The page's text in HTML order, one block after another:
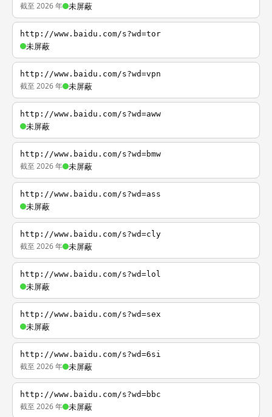
截至 2026 年 未屏蔽
http://www.baidu.com/s?wd=tor
未屏蔽
http://www.baidu.com/s?wd=vpn
截至 2026 年 未屏蔽
http://www.baidu.com/s?wd=aww
未屏蔽
http://www.baidu.com/s?wd=bmw
截至 2026 年 未屏蔽
http://www.baidu.com/s?wd=ass
未屏蔽
http://www.baidu.com/s?wd=cly
截至 2026 年 未屏蔽
http://www.baidu.com/s?wd=lol
未屏蔽
http://www.baidu.com/s?wd=sex
未屏蔽
http://www.baidu.com/s?wd=6si
截至 2026 年 未屏蔽
http://www.baidu.com/s?wd=bbc
截至 2026 年 未屏蔽